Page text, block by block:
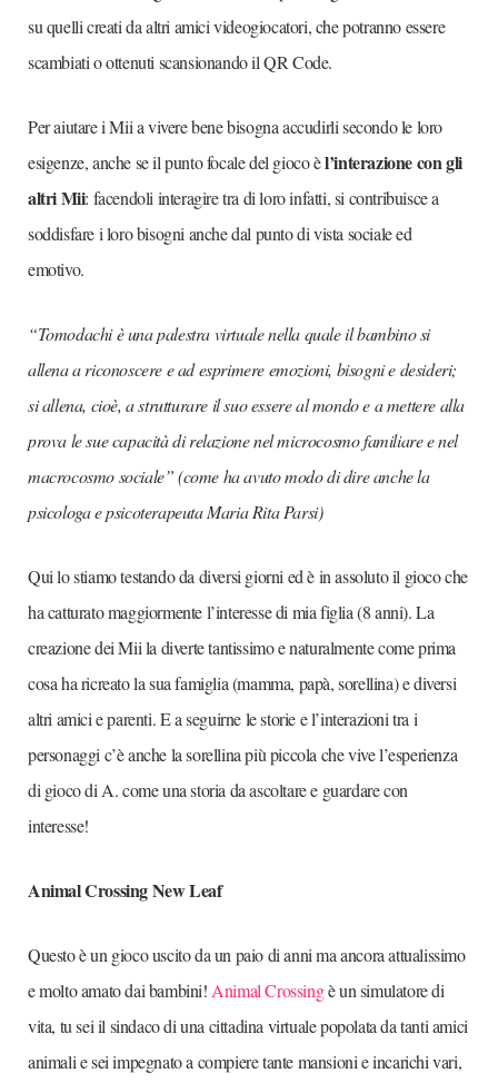
su quelli creati da altri amici videogiocatori, che potranno essere
scambiati o ottenuti scansionando il QR Code.
Per aiutare i Mii a vivere bene bisogna accudirli secondo le loro
esigenze, anche se il punto focale del gioco èl’interazione con gli
altri Mii: facendoli interagire tra di loro infatti, si contribuisce a
soddisfare i loro bisogni anche dal punto di vista sociale ed
emotivo.
“Tomodachi è una palestra virtuale nella quale il bambino si
allena a riconoscere e ad esprimere emozioni, bisogni e desideri;
si allena, cioè, a strutturare il suo essere al mondo e a mettere alla
prova le sue capacità di relazione nel microcosmo familiare e nel
macrocosmo sociale” (come ha avuto modo di dire anche la
psicologa e psicoterapeuta Maria Rita Parsi)
Qui lo stiamo testando da diversi giorni ed è in assoluto il gioco che
ha catturato maggiormente l’interesse di mia figlia (8 anni). La
creazione dei Mii la diverte tantissimo e naturalmente come prima
cosa ha ricreato la sua famiglia (mamma, papà, sorellina) e diversi
altri amici e parenti. E a seguirne le storie e l’interazioni tra i
personaggi c’è anche la sorellina più piccola che vive l’esperienza
di gioco di A. come una storia da ascoltare e guardare con
interesse!
Animal Crossing New Leaf
Questo è un gioco uscito da un paio di anni ma ancora attualissimo
e molto amato dai bambini! Animal Crossingè un simulatore di
vita, tu sei il sindaco di una cittadina virtuale popolata da tanti amici
animali e sei impegnato a compiere tante mansioni e incarichi vari,